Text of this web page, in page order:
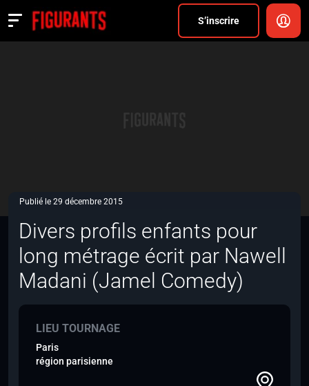
S’inscrire
Actualités
Publié le 29 décembre 2015
Divers profils enfants pour
long métrage écrit par Nawell
Madani (Jamel Comedy)
LIEU TOURNAGE
Paris
région parisienne